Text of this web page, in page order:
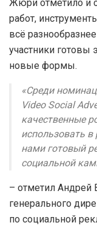
Жюри отметило и
работ,
всё
участники готовы
новые формы.
«Среди
Video Social
качественные
использовать в
нами готовый
социальной
– отметил Андрей
генерального
по социальной